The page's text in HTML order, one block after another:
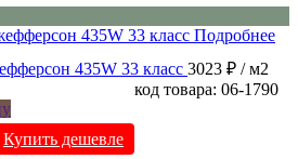
Подробнее
435W 33 класс 3023 ₽ / м2
код товара: 06-1790
Купить дешевле